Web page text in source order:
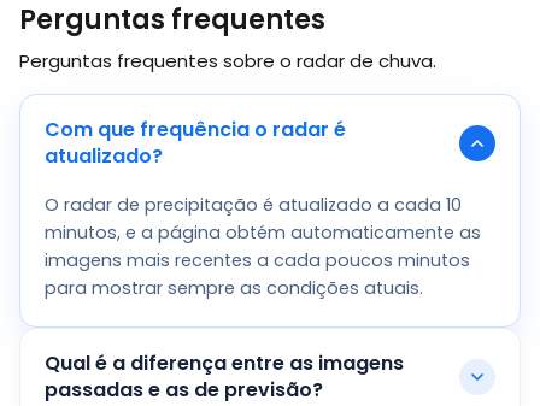
Perguntas frequentes
Perguntas frequentes sobre o radar de chuva.
Com que frequência o radar é
atualizado?
O radar de precipitação é atualizado a cada 10
minutos, e a página obtém automaticamente as
imagens mais recentes a cada poucos minutos
para mostrar sempre as condições atuais.
Qual é a diferença entre as imagens
passadas e as de previsão?